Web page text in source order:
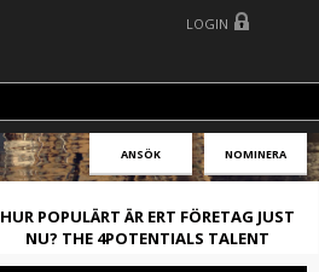
LOGIN
ANSÖK NOMINERA
HUR POPULÄRT ÄR ERT FÖRETAG JUST
NU? THE 4POTENTIALS TALENT